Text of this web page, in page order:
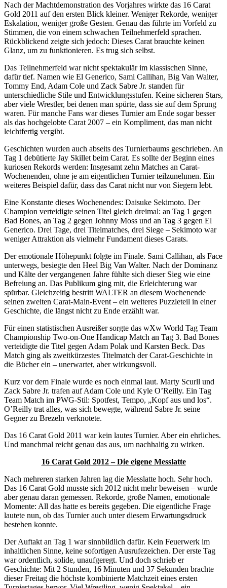
Nach der Machtdemonstration des Vorjahres wirkte das 16 Carat
Gold 2011 auf den ersten Blick kleiner. Weniger Rekorde, weniger
Eskalation, weniger große Gesten. Genau das führte im Vorfeld zu
Stimmen, die von einem schwachen Teilnehmerfeld sprachen.
Rückblickend zeigte sich jedoch: Dieses Carat brauchte keinen
Glanz, um zu funktionieren. Es trug sich selbst.
Das Teilnehmerfeld war nicht spektakulär im klassischen Sinne,
dafür tief. Namen wie El Generico, Sami Callihan, Big Van Walter,
Tommy End, Adam Cole und Zack Sabre Jr. standen für
unterschiedliche Stile und Entwicklungsstufen. Keine sicheren Stars,
aber viele Wrestler, bei denen man spürte, dass sie auf dem Sprung
waren. Für manche Fans war dieses Turnier am Ende sogar besser
als das hochgelobte Carat 2007 – ein Kompliment, das man nicht
leichtfertig vergibt.
Geschichten wurden auch abseits des Turnierbaums geschrieben. An
Tag 1 debütierte Jay Skillet beim Carat. Es sollte der Beginn eines
kuriosen Rekords werden: Insgesamt zehn Matches an Carat-
Wochenenden, ohne je am eigentlichen Turnier teilzunehmen. Ein
weiteres Beispiel dafür, dass das Carat nicht nur von Siegern lebt.
Eine Konstante dieses Wochenendes: Daisuke Sekimoto. Der
Champion verteidigte seinen Titel gleich dreimal: an Tag 1 gegen
Bad Bones, an Tag 2 gegen Johnny Moss und an Tag 3 gegen El
Generico. Drei Tage, drei Titelmatches, drei Siege – Sekimoto war
weniger Attraktion als vielmehr Fundament dieses Carats.
Der emotionale Höhepunkt folgte im Finale. Sami Callihan, als Face
unterwegs, besiegte den Heel Big Van Walter. Nach der Dominanz
und Kälte der vergangenen Jahre fühlte sich dieser Sieg wie eine
Befreiung an. Das Publikum ging mit, die Erleichterung war
spürbar. Gleichzeitig bestritt WALTER an diesem Wochenende
seinen zweiten Carat-Main-Event – ein weiteres Puzzleteil in einer
Geschichte, die längst nicht zu Ende erzählt war.
Für einen statistischen Ausreißer sorgte das wXw World Tag Team
Championship Two-on-One Handicap Match an Tag 3. Bad Bones
verteidigte die Titel gegen Adam Polak und Karsten Beck. Das
Match ging als zweitkürzestes Titelmatch der Carat-Geschichte in
die Bücher ein – unerwartet, aber wirkungsvoll.
Kurz vor dem Finale wurde es noch einmal laut. Marty Scurll und
Zack Sabre Jr. trafen auf Adam Cole und Kyle O’Reilly. Ein Tag
Team Match im PWG-Stil: Spotfest, Tempo, „Kopf aus und los“.
O’Reilly trat alles, was sich bewegte, während Sabre Jr. seine
Gegner zu Brezeln verknotete.
Das 16 Carat Gold 2011 war kein lautes Turnier. Aber ein ehrliches.
Und manchmal reicht genau das aus, um nachhaltig zu wirken.
16 Carat Gold 2012 – Die eigene Messlatte
Nach mehreren starken Jahren lag die Messlatte hoch. Sehr hoch.
Das 16 Carat Gold musste sich 2012 nicht mehr beweisen – wurde
aber genau daran gemessen. Rekorde, große Namen, emotionale
Momente: All das hatte es bereits gegeben. Die eigentliche Frage
lautete nun, ob das Turnier auch unter diesem Erwartungsdruck
bestehen konnte.
Der Auftakt an Tag 1 war sinnbildlich dafür. Kein Feuerwerk im
inhaltlichen Sinne, keine sofortigen Ausrufezeichen. Der erste Tag
war ordentlich, solide, unaufgeregt. Und doch schrieb er
Geschichte: Mit 2 Stunden, 16 Minuten und 37 Sekunden brachte
dieser Freitag die höchste kombinierte Matchzeit eines ersten